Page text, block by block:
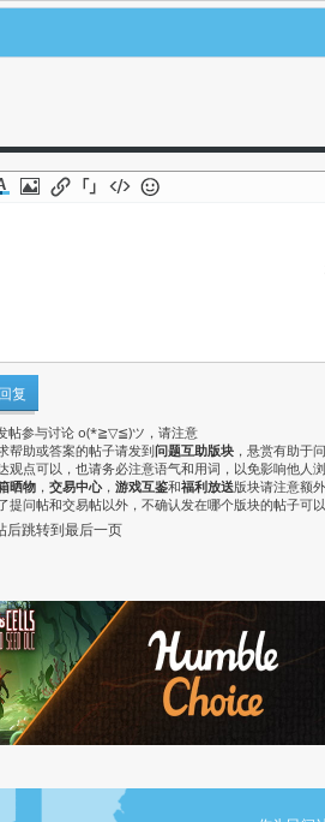
复
帖参与讨论 o(*≧▽≦)ツ，请注意
帮助或答案的帖子请发到问题互助版块 ，悬赏有助于
观点可以，也请务必注意语气和用词，以免影响他人
晒物 ， 交易中心， 游戏互鉴和福利放送版块请注意额
提问帖和交易帖以外，不确认发在哪个版块的帖子可
后跳转到最后一页